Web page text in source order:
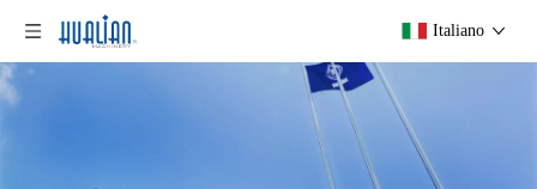
Italiano